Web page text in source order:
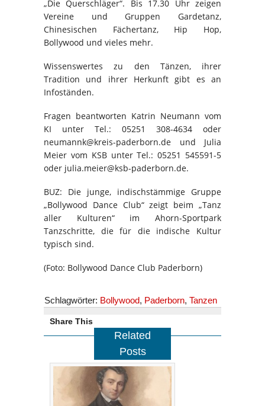
„Die Querschläger“. Bis 17.30 Uhr zeigen
Vereine und Gruppen Gardetanz,
Chinesischen Fächertanz, Hip Hop,
Bollywood und vieles mehr.
Wissenswertes zu den Tänzen, ihrer
Tradition und ihrer Herkunft gibt es an
Infoständen.
Fragen beantworten Katrin Neumann vom
KI unter Tel.: 05251 308-4634 oder
neumannk@kreis-paderborn.de und Julia
Meier vom KSB unter Tel.: 05251 545591-5
oder julia.meier@ksb-paderborn.de.
BUZ: Die junge, indischstämmige Gruppe
„Bollywood Dance Club“ zeigt beim „Tanz
aller Kulturen“ im Ahorn-Sportpark
Tanzschritte, die für die indische Kultur
typisch sind.
(Foto: Bollywood Dance Club Paderborn)
Schlagwörter: Bollywood, Paderborn, Tanzen
Share This
Related
Posts